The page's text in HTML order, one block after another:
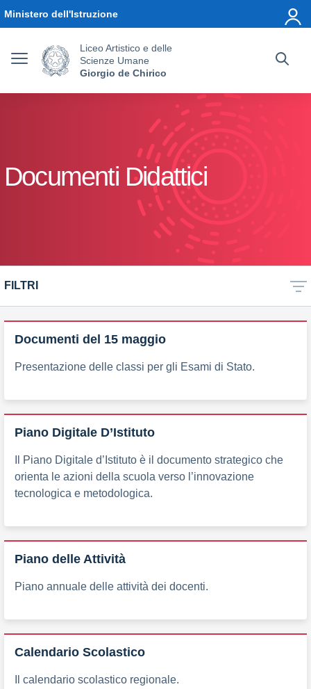
Ministero dell'Istruzione
Liceo Artistico e delle
Scienze Umane
Giorgio de Chirico
Documenti Didattici
FILTRI
Documenti del 15 maggio
Presentazione delle classi per gli Esami di Stato.
Piano Digitale D’Istituto
Il Piano Digitale d’Istituto è il documento strategico che
orienta le azioni della scuola verso l’innovazione
tecnologica e metodologica.
Piano delle Attività
Piano annuale delle attività dei docenti.
Calendario Scolastico
Il calendario scolastico regionale.